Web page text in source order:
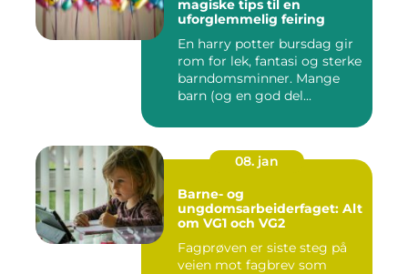
magiske tips til en
uforglemmelig feiring
En harry potter bursdag gir
rom for lek, fantasi og sterke
barndomsminner. Mange
barn (og en god del...
08. jan
Barne- og
ungdomsarbeiderfaget: Alt
om VG1 och VG2
Fagprøven er siste steg på
veien mot fagbrev som